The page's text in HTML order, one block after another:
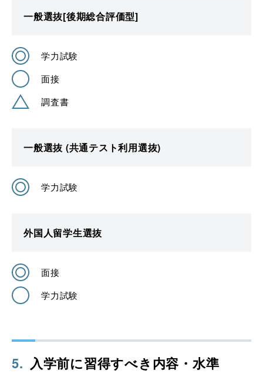
一般選抜[後期総合評価型]
学力試験
面接
調査書
一般選抜 (共通テスト利用選抜)
学力試験
外国人留学生選抜
面接
学力試験
5. 入学前に習得すべき内容・水準